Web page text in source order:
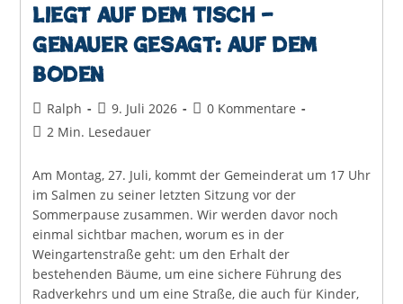
liegt auf dem Tisch –
genauer gesagt: auf dem
Boden
Beitrags-
Autor:
Ralph
Beitrag
veröffentlicht:
9. Juli 2026
Beitrags-
0 Kommentare
Lesedauer:
2 Min. Lesedauer
Am Montag, 27. Juli, kommt der Gemeinderat um 17 Uhr
im Salmen zu seiner letzten Sitzung vor der
Sommerpause zusammen. Wir werden davor noch
einmal sichtbar machen, worum es in der
Weingartenstraße geht: um den Erhalt der
bestehenden Bäume, um eine sichere Führung des
Radverkehrs und um eine Straße, die auch für Kinder,